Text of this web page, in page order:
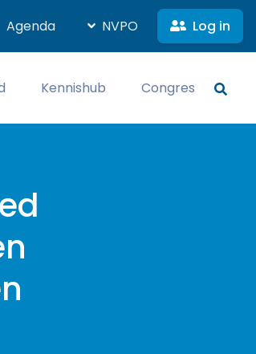
Agenda NVPO Log in
Kennishub Congres